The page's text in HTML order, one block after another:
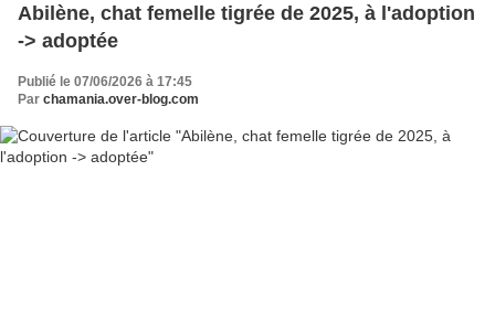
Abilène, chat femelle tigrée de 2025, à l'adoption
-> adoptée
Publié le 07/06/2026 à 17:45
Par chamania.over-blog.com